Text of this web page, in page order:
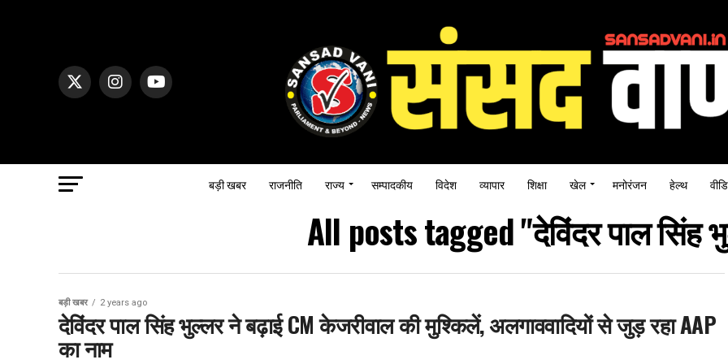
बड़ी खबर राजनीति राज्य सम्पादकीय विदेश व्यापार शिक्षा खेल मनोरंजन हेल्थ
All posts tagged "देविंदर पाल सिंह
बड़ी खबर 2 years ago
देविंदर पाल सिंह भुल्लर ने बढ़ाई CM केजरीवाल की मुश्किलें, अलगाववादियों से जुड़ रहा AAP
का नाम